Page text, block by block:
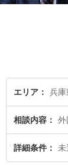
エリア 兵庫
相談内容 外
詳細条件 未